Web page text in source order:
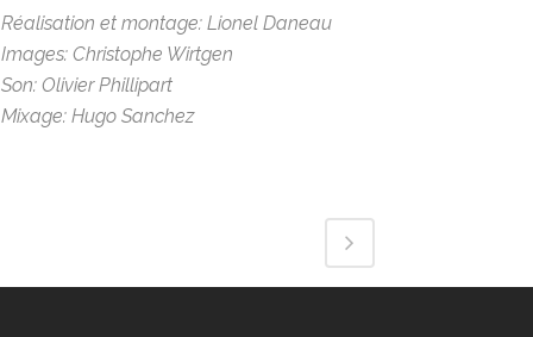
Réalisation et montage: Lionel Daneau
Images: Christophe Wirtgen
Son: Olivier Phillipart
Mixage: Hugo Sanchez